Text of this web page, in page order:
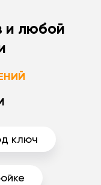
и любой
ключ